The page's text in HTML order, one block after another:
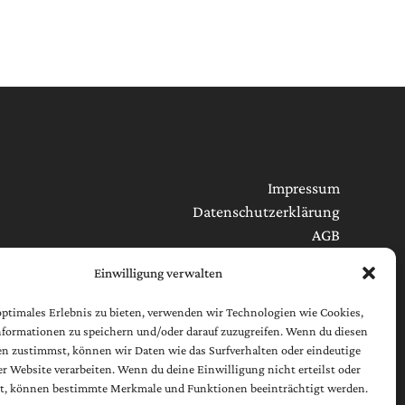
Einwilligung verwalten
Erlebnis zu bieten, verwenden wir Technologien wie Cookies,
zu speichern und/oder darauf zuzugreifen. Wenn du diesen
zustimmst, können wir Daten wie das Surfverhalten oder eindeutige
Website verarbeiten. Wenn du deine Einwilligung nicht erteilst oder
können bestimmte Merkmale und Funktionen beeinträchtigt werden.
Impressum
Datenschutzerklärung
AGB
title="Widerruf / Änderung Datenschutzeinstellungen"
element="link"/]